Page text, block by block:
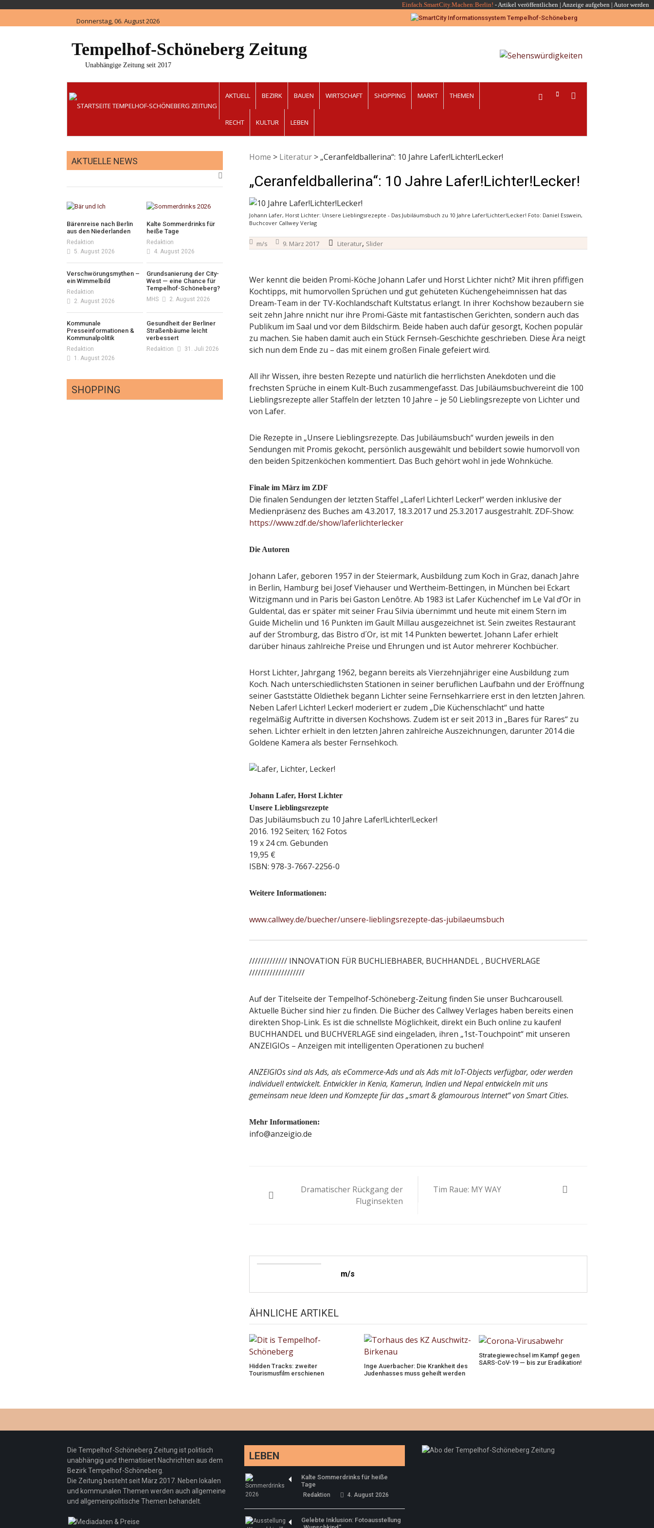
content
Einfach.SmartCity.Machen:Berlin! -Artikel veröffentlichen | Anzeige aufgeben | Autor werden
Donnerstag, 06. August 2026
Tempelhof-Schöneberg Zeitung
Unabhängige Zeitung seit 2017
AKTUELL BEZIRK BAUEN WIRTSCHAFT SHOPPING MARKT THEMEN
RECHT KULTUR LEBEN
Home > Literatur> „Ceranfeldballerina“: 10 Jahre Lafer!Lichter!Lecker!
„Ceranfeldballerina“: 10 Jahre Lafer!Lichter!Lecker!
Johann Lafer, Horst Lichter: Unsere Lieblingsrezepte - Das Jubiläumsbuch zu 10 Jahre Lafer!Lichter!Lecker! Foto: Daniel Esswein,
Buchcover Callwey Verlag
m/s 9. März 2017 Literatur, Slider
Wer kennt die beiden Promi-Köche Johann Lafer und Horst Lichter nicht? Mit ihren pfiffigen
Kochtipps, mit humorvollen Sprüchen und gut gehüteten Küchengeheimnissen hat das
Dream-Team in der TV-Kochlandschaft Kultstatus erlangt. In ihrer Kochshow bezaubern sie
seit zehn Jahre nnicht nur ihre Promi-Gäste mit fantastischen Gerichten, sondern auch das
Publikum im Saal und vor dem Bildschirm. Beide haben auch dafür gesorgt, Kochen populär
zu machen. Sie haben damit auch ein Stück Fernseh-Geschichte geschrieben. Diese Ära neigt
sich nun dem Ende zu – das mit einem großen Finale gefeiert wird.
All ihr Wissen, ihre besten Rezepte und natürlich die herrlichsten Anekdoten und die
frechsten Sprüche in einem Kult-Buch zusammengefasst. Das Jubiläumsbuchvereint die 100
Lieblingsrezepte aller Staffeln der letzten 10 Jahre – je 50 Lieblingsrezepte von Lichter und
von Lafer.
Die Rezepte in „Unsere Lieblingsrezepte. Das Jubiläumsbuch“ wurden jeweils in den
Sendungen mit Promis gekocht, persönlich ausgewählt und bebildert sowie humorvoll von
den beiden Spitzenköchen kommentiert. Das Buch gehört wohl in jede Wohnküche.
Finale im März im ZDF
Die finalen Sendungen der letzten Staffel „Lafer! Lichter! Lecker!“ werden inklusive der
Medienpräsenz des Buches am 4.3.2017, 18.3.2017 und 25.3.2017 ausgestrahlt. ZDF-Show:
https://www.zdf.de/show/laferlichterlecker
Die Autoren
Johann Lafer, geboren 1957 in der Steiermark, Ausbildung zum Koch in Graz, danach Jahre
in Berlin, Hamburg bei Josef Viehauser und Wertheim-Bettingen, in München bei Eckart
Witzigmann und in Paris bei Gaston Lenôtre. Ab 1983 ist Lafer Küchenchef im Le Val d’Or in
Guldental, das er später mit seiner Frau Silvia übernimmt und heute mit einem Stern im
Guide Michelin und 16 Punkten im Gault Millau ausgezeichnet ist. Sein zweites Restaurant
auf der Stromburg, das Bistro d´Or, ist mit 14 Punkten bewertet. Johann Lafer erhielt
darüber hinaus zahlreiche Preise und Ehrungen und ist Autor mehrerer Kochbücher.
Horst Lichter, Jahrgang 1962, begann bereits als Vierzehnjähriger eine Ausbildung zum
Koch. Nach unterschiedlichsten Stationen in seiner beruflichen Laufbahn und der Eröffnung
seiner Gaststätte Oldiethek begann Lichter seine Fernsehkarriere erst in den letzten Jahren.
Neben Lafer! Lichter! Lecker! moderiert er zudem „Die Küchenschlacht“ und hatte
regelmäßig Auftritte in diversen Kochshows. Zudem ist er seit 2013 in „Bares für Rares“ zu
sehen. Lichter erhielt in den letzten Jahren zahlreiche Auszeichnungen, darunter 2014 die
Goldene Kamera als bester Fernsehkoch.
Johann Lafer, Horst Lichter
Unsere Lieblingsrezepte
Das Jubiläumsbuch zu 10 Jahre Lafer!Lichter!Lecker!
2016. 192 Seiten; 162 Fotos
19 x 24 cm. Gebunden
19,95 €
ISBN: 978-3-7667-2256-0
Weitere Informationen:
www.callwey.de/buecher/unsere-lieblingsrezepte-das-jubilaeumsbuch
///////////// INNOVATION FÜR BUCHLIEBHABER, BUCHHANDEL , BUCHVERLAGE
///////////////////
Auf der Titelseite der Tempelhof-Schöneberg-Zeitung finden Sie unser Buchcarousell.
Aktuelle Bücher sind hier zu finden. Die Bücher des Callwey Verlages haben bereits einen
direkten Shop-Link. Es ist die schnellste Möglichkeit, direkt ein Buch online zu kaufen!
BUCHHANDEL und BUCHVERLAGE sind eingeladen, ihren „1st-Touchpoint“ mit unseren
ANZEIGIOs – Anzeigen mit intelligenten Operationen zu buchen!
ANZEIGIOs sind als Ads, als eCommerce-Ads und als Ads mit IoT-Objects verfügbar, oder werden
individuell entwickelt. Entwickler in Kenia, Kamerun, Indien und Nepal entwickeln mit uns
gemeinsam neue Ideen und Komzepte für das „smart & glamourous Internet“ von Smart Cities.
Mehr Informationen:
info@anzeigio.de
Dramatischer Rückgang der
Fluginsekten
Tim Raue: MY WAY
m/s
ÄHNLICHE ARTIKEL
Hidden Tracks: zweiter
Tourismusfilm erschienen
Inge Auerbacher: Die Krankheit des
Judenhasses muss geheilt werden
Strategiewechsel im Kampf gegen
SARS-CoV-19 — bis zur Eradikation!
AKTUELLE NEWS
Bärenreise nach Berlin
aus den Niederlanden
Redaktion
5. August 2026
Kalte Sommerdrinks für
heiße Tage
Redaktion
4. August 2026
Verschwörungsmythen –
ein Wimmelbild
Redaktion
2. August 2026
Grundsanierung der City-
West — eine Chance für
Tempelhof-Schöneberg?
MHS 2. August 2026
Kommunale
Presseinformationen &
Kommunalpolitik
Redaktion
1. August 2026
Gesundheit der Berliner
Straßenbäume leicht
verbessert
Redaktion 31. Juli 2026
SHOPPING
Die Tempelhof-Schöneberg Zeitung ist politisch
unabhängig und thematisiert Nachrichten aus dem
Bezirk Tempelhof-Schöneberg.
Die Zeitung besteht seit März 2017. Neben lokalen
und kommunalen Themen werden auch allgemeine
und allgemeinpolitische Themen behandelt.
LEBEN
Kalte Sommerdrinks für heiße
Tage
Redaktion 4. August 2026
Gelebte Inklusion: Fotoausstellung